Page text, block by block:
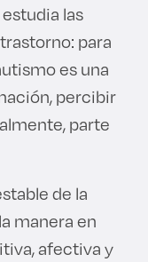
las
para
es una
percibir
parte
de la
manera en
afectiva y